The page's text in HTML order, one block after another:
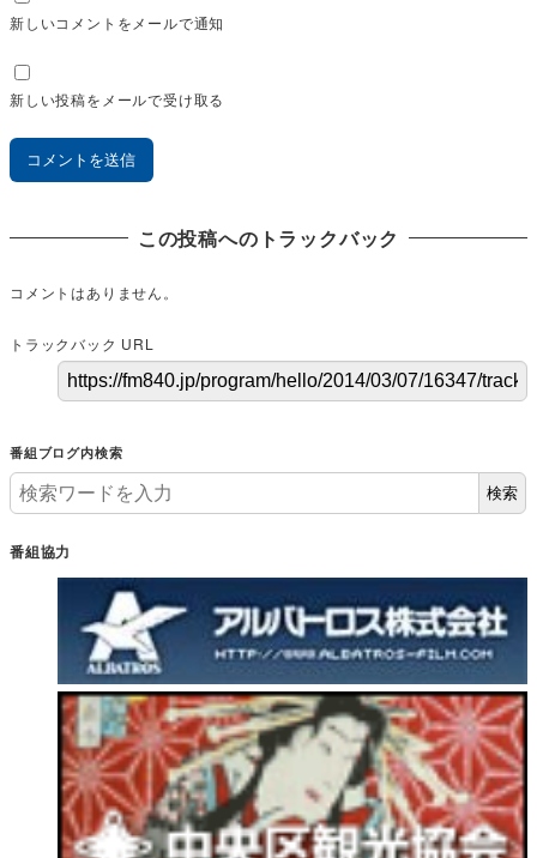
新しいコメントをメールで通知
新しい投稿をメールで受け取る
この投稿へのトラックバック
コメントはありません。
トラックバック URL
番組ブログ内検索
検索
番組協力